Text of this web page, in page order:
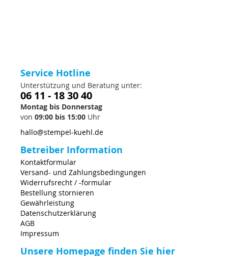
Service Hotline
Unterstützung und Beratung unter:
06 11 - 18 30 40
Montag bis Donnerstag
von 09:00 bis 15:00 Uhr
hallo@stempel-kuehl.de
Betreiber Information
Kontaktformular
Versand- und Zahlungsbedingungen
Widerrufsrecht / -formular
Bestellung stornieren
Gewährleistung
Datenschutzerklärung
AGB
Impressum
Unsere Homepage finden Sie hier